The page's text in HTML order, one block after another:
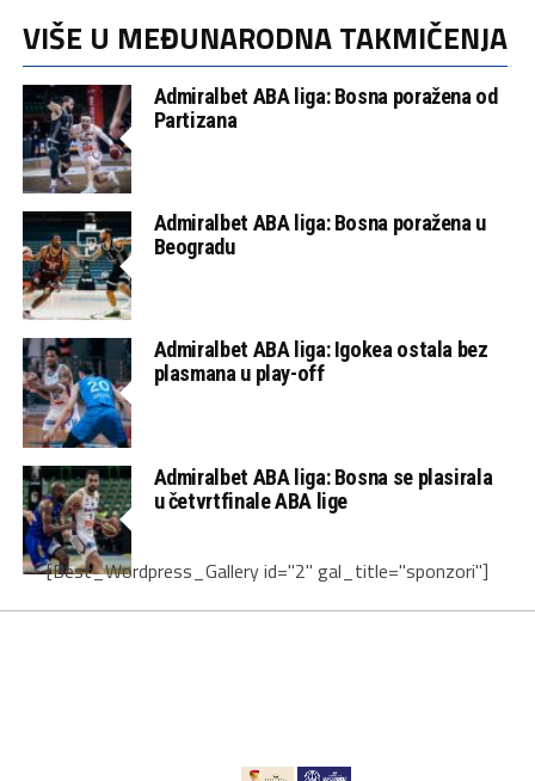
VIŠE U MEĐUNARODNA TAKMIČENJA
Admiralbet ABA liga: Bosna poražena od
Partizana
Admiralbet ABA liga: Bosna poražena u
Beogradu
Admiralbet ABA liga: Igokea ostala bez
plasmana u play-off
Admiralbet ABA liga: Bosna se plasirala
u četvrtfinale ABA lige
[Best_Wordpress_Gallery id="2" gal_title="sponzori"]